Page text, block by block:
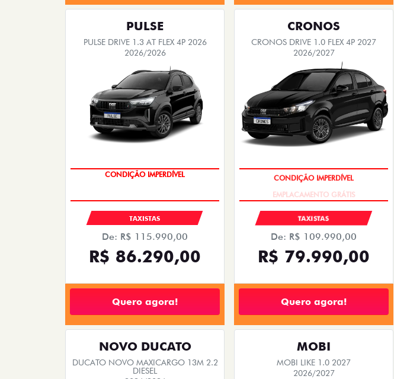
PULSE
PULSE DRIVE 1.3 AT FLEX 4P 2026
2026/2026
CONDIÇÃO IMPERDÍVEL
TAXISTAS
De: R$ 115.990,00
R$ 86.290,00
Quero agora!
CRONOS
CRONOS DRIVE 1.0 FLEX 4P 2027
2026/2027
CONDIÇÃO IMPERDÍVEL
TAXISTAS
De: R$ 109.990,00
R$ 79.990,00
Quero agora!
NOVO DUCATO
DUCATO NOVO MAXICARGO 13M 2.2
DIESEL
MOBI
MOBI LIKE 1.0 2027
2026/2027